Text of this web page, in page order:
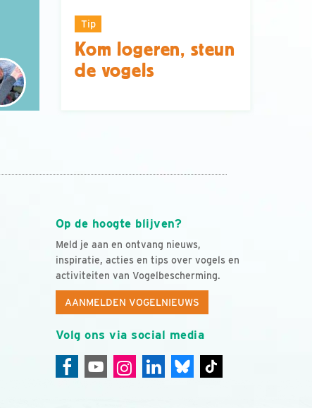
Tip
Kom logeren, steun
de vogels
Op de hoogte blijven?
Meld je aan en ontvang nieuws,
inspiratie, acties en tips over vogels en
activiteiten van Vogelbescherming.
AANMELDEN VOGELNIEUWS
Volg ons via social media